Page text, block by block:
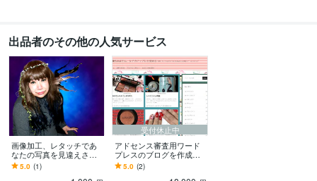
出品者のその他の人気サービス
画像加工、レタッチであ
なたの写真を見違えさせ
ます 私の画像加工でより
ナチュラルで美しいあな
5.0 (1)
受付休止中
アドセンス審査用ワード
プレスのブログを作成し
ます SEO施策された検索
上位に来る、良質なサイ
5.0 (2)